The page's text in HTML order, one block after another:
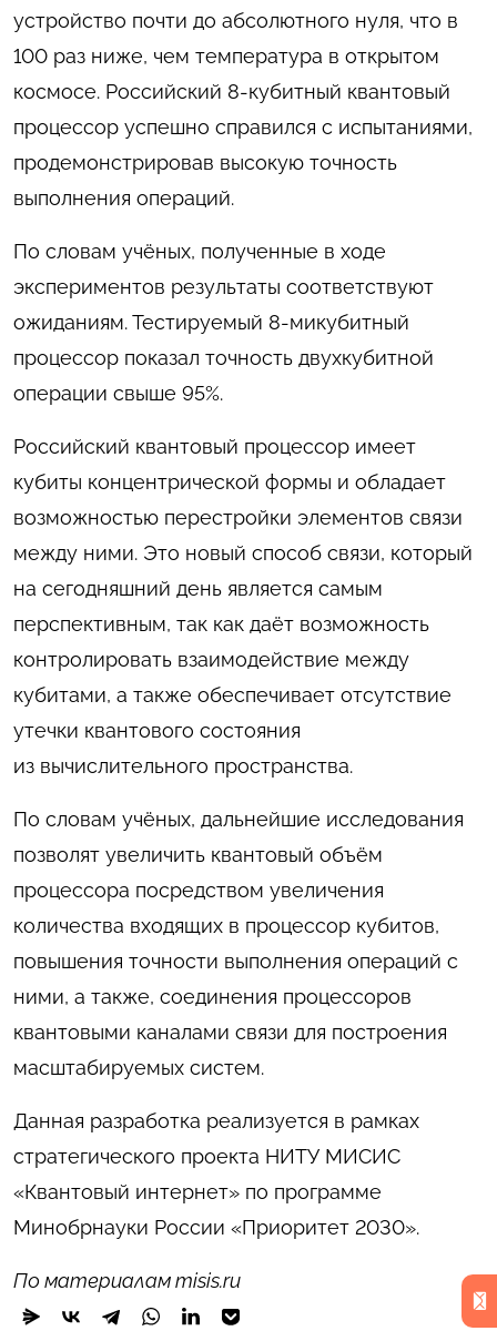
устройство почти до абсолютного нуля, что в
100 раз ниже, чем температура в открытом
космосе. Российский 8-кубитный квантовый
процессор успешно справился с испытаниями,
продемонстрировав высокую точность
выполнения операций.
По словам учёных, полученные в ходе
экспериментов результаты соответствуют
ожиданиям. Тестируемый 8-микубитный
процессор показал точность двухкубитной
операции свыше 95%.
Российский квантовый процессор имеет
кубиты концентрической формы и обладает
возможностью перестройки элементов связи
между ними. Это новый способ связи, который
на сегодняшний день является самым
перспективным, так как даёт возможность
контролировать взаимодействие между
кубитами, а также обеспечивает отсутствие
утечки квантового состояния
из вычислительного пространства.
По словам учёных, дальнейшие исследования
позволят увеличить квантовый объём
процессора посредством увеличения
количества входящих в процессор кубитов,
повышения точности выполнения операций с
ними, а также, соединения процессоров
квантовыми каналами связи для построения
масштабируемых систем.
Данная разработка реализуется в рамках
стратегического проекта НИТУ МИСИС
«Квантовый интернет» по программе
Минобрнауки России «Приоритет 2030».
По материалам misis.ru